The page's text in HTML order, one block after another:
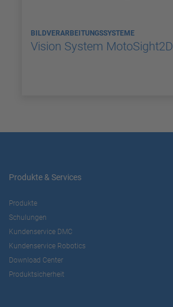
BILDVERARBEITUNGSSYSTEME
Vision System MotoSight2D
Produkte & Services
Produkte
Schulungen
Kundenservice DMC
Kundenservice Robotics
Download Center
Produktsicherheit